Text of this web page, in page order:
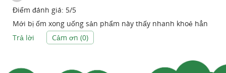
Điểm đánh giá: 5/5
Mới bị ốm xong uống sản phẩm này thấy nhanh khoẻ hẳn
Trả lời
Cảm ơn (0)